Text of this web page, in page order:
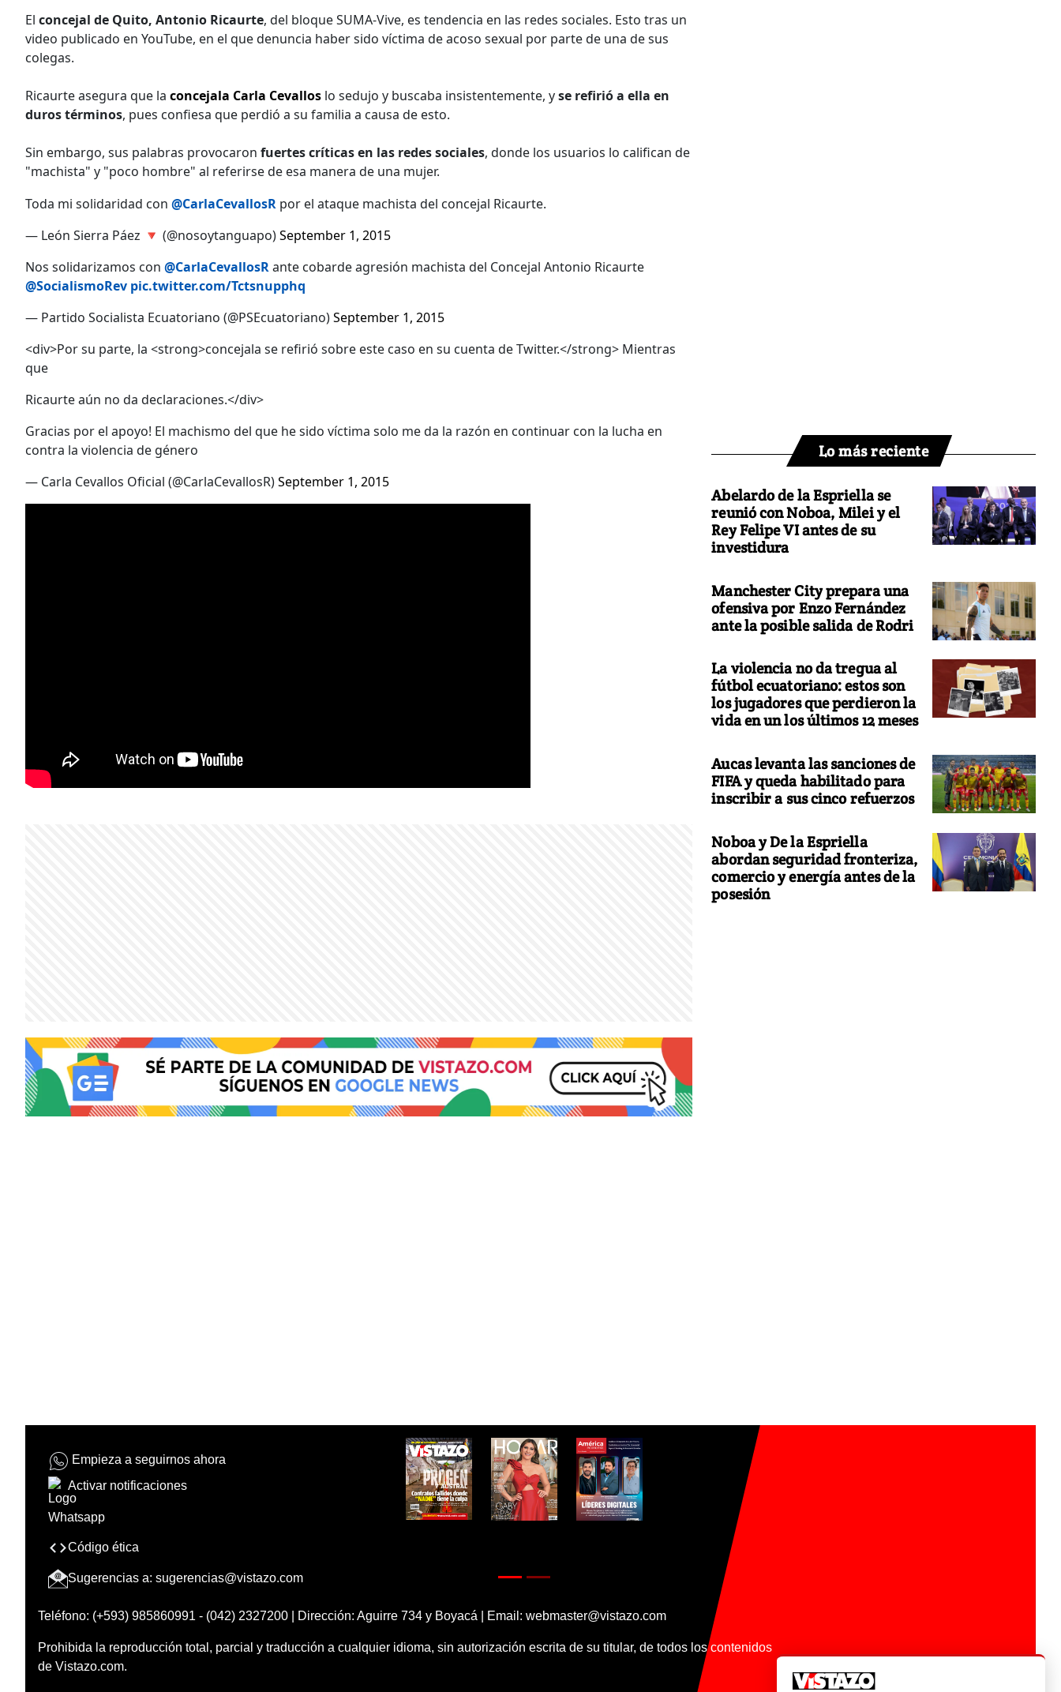
El concejal de Quito, Antonio Ricaurte, del bloque SUMA-Vive, es tendencia en las redes sociales. Esto tras un
video publicado en YouTube, en el que denuncia haber sido víctima de acoso sexual por parte de una de sus
colegas.
Ricaurte asegura que la concejala Carla Cevallos lo sedujo y buscaba insistentemente, yse refirió a ella en
duros términos, pues confiesa que perdió a su familia a causa de esto.
Sin embargo, sus palabras provocaron fuertes críticas en las redes sociales, donde los usuarios lo califican de
"machista" y "poco hombre" al referirse de esa manera de una mujer.
Toda mi solidaridad con @CarlaCevallosR por el ataque machista del concejal Ricaurte.
— León Sierra Páez 🔻 (@nosoytanguapo)September 1, 2015
Nos solidarizamos con @CarlaCevallosRante cobarde agresión machista del Concejal Antonio Ricaurte
@SocialismoRev pic.twitter.com/Tctsnupphq
— Partido Socialista Ecuatoriano (@PSEcuatoriano)September 1, 2015
<div>Por su parte, la <strong>concejala se refirió sobre este caso en su cuenta de Twitter.</strong> Mientras
que
Ricaurte aún no da declaraciones.</div>
Gracias por el apoyo! El machismo del que he sido víctima solo me da la razón en continuar con la lucha en
contra la violencia de género
— Carla Cevallos Oficial (@CarlaCevallosR)September 1, 2015
Lo más reciente
Abelardo de la Espriella se
reunió con Noboa, Milei y el
Rey Felipe VI antes de su
investidura
Manchester City prepara una
ofensiva por Enzo Fernández
ante la posible salida de Rodri
La violencia no da tregua al
fútbol ecuatoriano: estos son
los jugadores que perdieron la
vida en un los últimos 12 meses
Aucas levanta las sanciones de
FIFA y queda habilitado para
inscribir a sus cinco refuerzos
Noboa y De la Espriella
abordan seguridad fronteriza,
comercio y energía antes de la
posesión
Empieza a seguirnos ahora
Activar notificaciones
Código ética
Sugerencias a: sugerencias@vistazo.com
Teléfono: (+593) 985860991 - (042) 2327200 | Dirección: Aguirre 734 y Boyacá | Email: webmaster@vistazo.com
Prohibida la reproducción total, parcial y traducción a cualquier idioma, sin autorización escrita de su titular, de todos los contenidos
de Vistazo.com.